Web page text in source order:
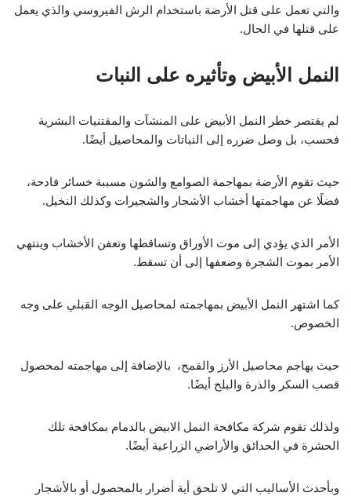
والتي تعمل على قتل الأرضة باستخدام الرش الفيروسي والذي يعمل
على قتلها في الحال.
النمل الأبيض وتأثيره على النبات
لم يقتصر خطر النمل الأبيض على المنشآت والمقتنيات البشرية
فحسب، بل وصل ضرره إلى النباتات والمحاصيل أيضًا.
حيث تقوم الأرضة بمهاجمة الصوامع والشون مسببة خسائر فادحة،
فضلًا عن مهاجمتها أخشاب الأشجار والشجيرات وكذلك النخيل.
الأمر الذي يؤدي إلى موت الأوراق وتساقطها وتعفن الأخشاب وينتهي
الأمر بموت الشجرة وضعفها إلى أن تسقط.
كما اشتهر النمل الأبيض بمهاجمته لمحاصيل الوجه القبلي على وجه
الخصوص.
حيث يهاجم محاصيل الأرز والقمح، بالإضافة إلى مهاجمته لمحصول
قصب السكر والذرة والبلح أيضًا.
ولذلك تقوم شركة مكافحة النمل الابيض بالدمام بمكافحة تلك
الحشرة في الحدائق والأراضي الزراعية أيضًا.
وبأحدث الأساليب التي لا تلحق أية أضرار بالمحصول أو بالأشجار